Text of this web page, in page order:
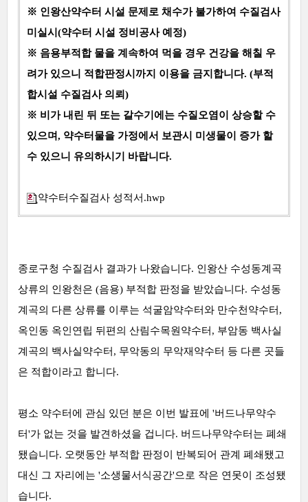
※ 인왕산약수터 시설 문제로 채수가 불가하여 수질검사
미실시(약수터 시설 정비공사 예정)
※ 음용부적합 물을 계속하여 먹을 경우 건강을 해칠 우
려가 있으니 적합판정시까지 이용을 금지합니다. (부적
합시설 수질검사 의뢰)
※ 비가 내린 뒤 또는 갈수기에는 수질오염이 상승할 수
있으며, 약수터물을 가정에서 보관시 미생물이 증가 할
수 있으니 유의하시기 바랍니다.
약수터수질검사 성적서.hwp
종로구청 수질검사 결과가 나왔습니다. 인왕산 수성동계곡
상류의 인왕천은 (음용) 부적합 판정을 받았습니다. 수성동
계곡의 다른 상류를 이루는 석굴암약수터와 만수천약수터,
옥인동 옥인연립 뒤편의 산림수목원약수터, 부암동 백사실
계곡의 백사실약수터, 무악동의 무악재약수터 등 다른 곳들
은 적합이라고 합니다.
평소 약수터에 관심 있던 분은 이번 발표에 '버드나무약수
터'가 없는 것을 발견하셨을 겁니다. 버드나무약수터는 폐쇄
됐습니다. 오랫동안 부적합 판정이 반복되어 관계 폐쇄됐고
대신 그 자리에는 '소생물서식공간'으로 작은 연못이 조성됐
습니다.